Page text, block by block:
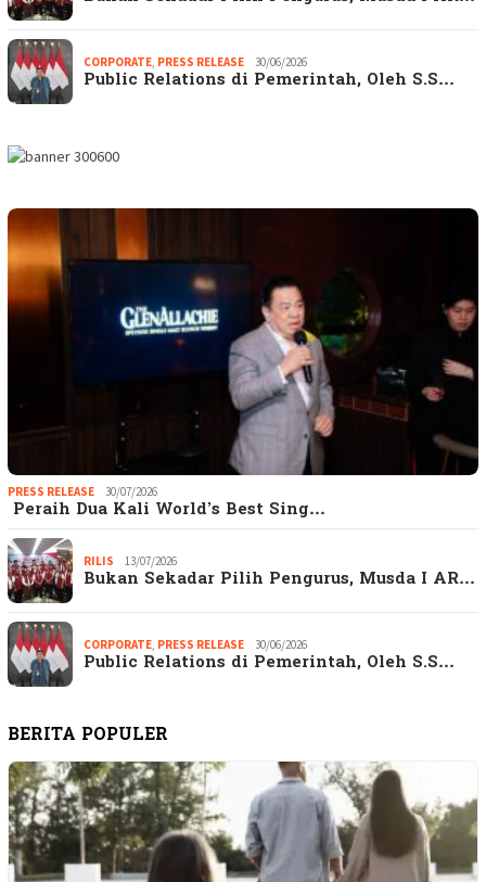
CORPORATE, PRESS RELEASE 30/06/2026
Public Relations di Pemerintah, Oleh S.S…
PRESS RELEASE 30/07/2026
Peraih Dua Kali World’s Best Sing…
RILIS 13/07/2026
Bukan Sekadar Pilih Pengurus, Musda I AR…
CORPORATE, PRESS RELEASE 30/06/2026
Public Relations di Pemerintah, Oleh S.S…
BERITA POPULER